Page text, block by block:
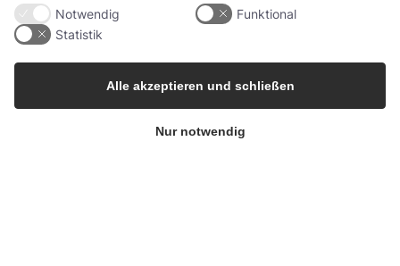
Das Unternehmen
Notwendig
Funktional
Statistik
Nur notwendig
Alle akzeptieren und schließen